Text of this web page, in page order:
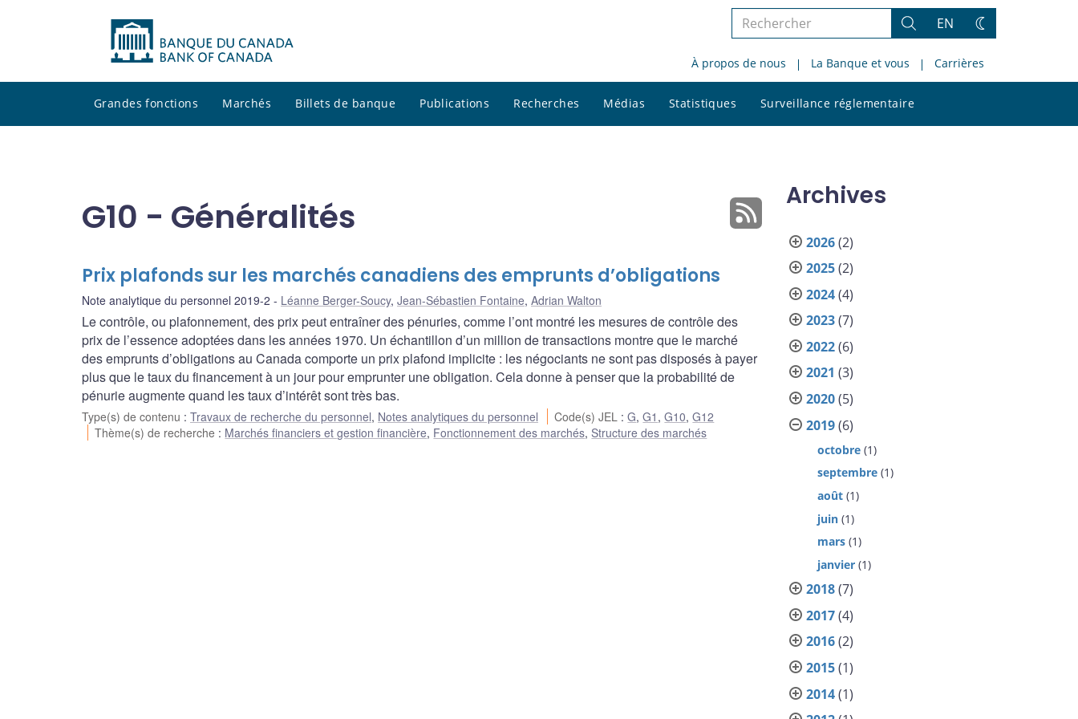
Rechercher
le
site
Rechercher
EN
Changez
thème
À propos de nous La Banque et vous Carrières
Grandes fonctions Marchés Billets de banque Publications Recherches Médias Statistiques Surveillance réglementaire
le
G10 - Généralités
Prix plafonds sur les marchés canadiens des emprunts d’obligations
Note analytique du personnel 2019-2 Léanne Berger-Soucy, Jean-Sébastien Fontaine, Adrian Walton
Le contrôle, ou plafonnement, des prix peut entraîner des pénuries, comme l’ont montré les mesures de contrôle des
prix de l’essence adoptées dans les années 1970. Un échantillon d’un million de transactions montre que le marché
des emprunts d’obligations au Canada comporte un prix plafond implicite : les négociants ne sont pas disposés à payer
plus que le taux du financement à un jour pour emprunter une obligation. Cela donne à penser que la probabilité de
pénurie augmente quand les taux d’intérêt sont très bas.
Type(s) de contenu : Travaux de recherche du personnel, Notes analytiques du personnel Code(s) JEL :G,G1 ,G10,G12
Thème(s) de recherche : Marchés financiers et gestion financière, Fonctionnement des marchés, Structure des marchés
Archives
2026(2)
2025(2)
2024(4)
2023(7)
2022(6)
2021 (3)
2020(5)
2019(6)
octobre (1)
septembre (1)
août (1)
juin (1)
mars (1)
janvier (1)
2018(7)
2017(4)
2016(2)
2015(1)
2014(1)